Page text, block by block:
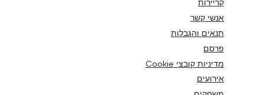
קריירות
אנשי קשר
תנאים והגבלות
פרסם
מדיניות קובצי Cookie
אירועים